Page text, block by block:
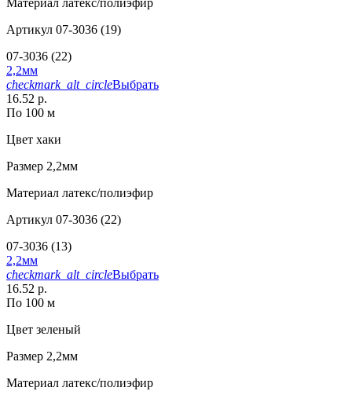
Материал латекс/полиэфир
Артикул 07-3036 (19)
07-3036 (22)
2,2мм
checkmark_alt_circleВыбрать
16.52 р.
По 100 м
Цвет хаки
Размер 2,2мм
Материал латекс/полиэфир
Артикул 07-3036 (22)
07-3036 (13)
2,2мм
checkmark_alt_circleВыбрать
16.52 р.
По 100 м
Цвет зеленый
Размер 2,2мм
Материал латекс/полиэфир